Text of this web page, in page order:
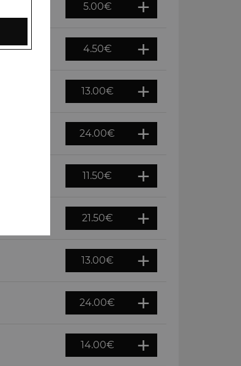
5.00€
4.50€
13.00€
24.00€
11.50€
21.50€
13.00€
24.00€
14.00€